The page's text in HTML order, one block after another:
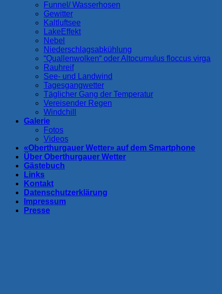
Funnel/ Wasserhosen
Gewitter
Kaltluftsee
LakeEffekt
Nebel
Niederschlagsabkühlung
“Quallenwolken“ oder Altocumulus floccus virga
Rauhreif
See- und Landwind
Tagesgangwetter
Täglicher Gang der Temperatur
Vereisender Regen
Windchill
Galerie
Fotos
Videos
«Oberthurgauer Wetter» auf dem Smartphone
Über Oberthurgauer Wetter
Gästebuch
Links
Kontakt
Datenschutzerklärung
Impressum
Presse